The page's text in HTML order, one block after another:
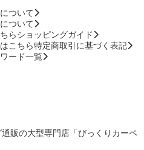
ついて
ついて
ショッピングガイド
特定商取引に基づく表記
ード一覧
販の大型専門店「びっくりカーペ